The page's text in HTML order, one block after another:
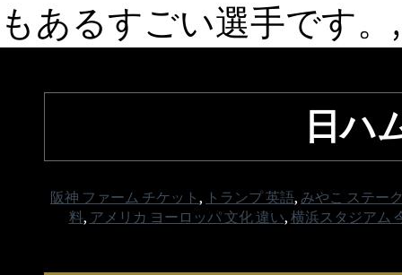
もあるすごい選手です
日ハ
阪神 ファーム チケット , トランプ 英語, みやこ ステー
料, アメリカ ヨーロッパ 文化 違い, 横浜スタジアム